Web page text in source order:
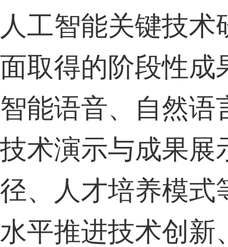
人工智能关键技
面取得的阶段性成
智能语音、自然语
技术演示与成果展
径、人才培养模式
水平推进技术创新